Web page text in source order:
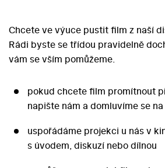
Chcete ve výuce pustit film z naší
Rádi byste se třídou pravidelně
vám se vším pomůžeme.
pokud chcete film promítnout
napište nám a domluvíme se
uspořádáme projekci u nás v
s úvodem, diskuzí nebo dílnou